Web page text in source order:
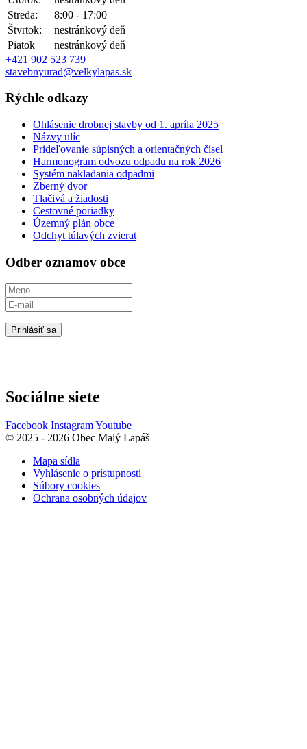
Streda:
8:00 - 17:00
Štvrtok:
nestránkový deň
Piatok
nestránkový deň
+421 902 523 739
stavebnyurad@velkylapas.sk
Rýchle odkazy
Ohlásenie drobnej stavby od 1. apríla 2025
Názvy ulíc
Prideľovanie súpisných a orientačných čísel
Harmonogram odvozu odpadu na rok 2026
Systém nakladania odpadmi
Zberný dvor
Tlačivá a žiadosti
Cestovné poriadky
Územný plán obce
Odchyt túlavých zvierat
Odber oznamov obce
Prihlásiť sa
Sociálne siete
Facebook InstagramYoutube
© 2025 - 2026 Obec Malý Lapáš
Mapa sídla
Vyhlásenie o prístupnosti
Súbory cookies
Ochrana osobných údajov